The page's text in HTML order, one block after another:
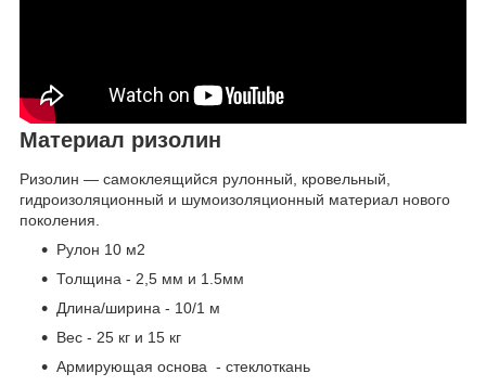
Материал ризолин
Ризолин — самоклеящийся рулонный, кровельный,
гидроизоляционный и шумоизоляционный материал нового
поколения.
Рулон 10 м2
Толщина - 2,5 мм и 1.5мм
Длина/ширина - 10/1 м
Вес - 25 кг и 15 кг
Армирующая основа - стеклоткань